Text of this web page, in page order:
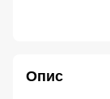
Опис